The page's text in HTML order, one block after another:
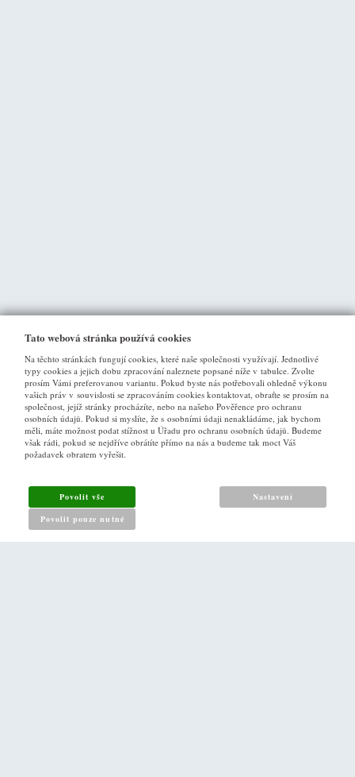
VŠE O NÁKUPU
Jak nakupovat
Reklamační řád
Zásady pro nakládání s osobními údaji
Tato webová stránka používá cookies
Na těchto stránkách fungují cookies, které naše společnosti využívají. Jednotlivé
typy cookies a jejich dobu zpracování naleznete popsané níže v tabulce. Zvolte
prosím Vámi preferovanou variantu. Pokud byste nás potřebovali ohledně výkonu
vašich práv v souvislosti se zpracováním cookies kontaktovat, obraťte se prosím na
společnost, jejíž stránky procházíte, nebo na našeho Pověřence pro ochranu
osobních údajů. Pokud si myslíte, že s osobními údaji nenakládáme, jak bychom
měli, máte možnost podat stížnost u Úřadu pro ochranu osobních údajů. Budeme
však rádi, pokud se nejdříve obrátíte přímo na nás a budeme tak moct Váš
požadavek obratem vyřešit.
Povolit vše
Povolit pouze nutné
Nastavení